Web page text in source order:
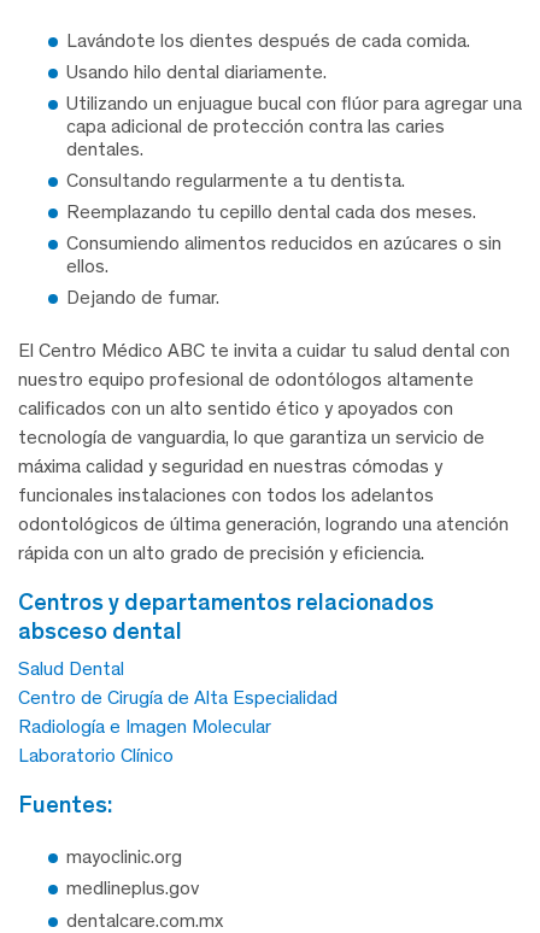
Lavándote los dientes después de cada comida.
Usando hilo dental diariamente.
Utilizando un enjuague bucal con flúor para agregar una
capa adicional de protección contra las caries
dentales.
Consultando regularmente a tu dentista.
Reemplazando tu cepillo dental cada dos meses.
Consumiendo alimentos reducidos en azúcares o sin
ellos.
Dejando de fumar.
El Centro Médico ABC te invita a cuidar tu salud dental con
nuestro equipo profesional de odontólogos altamente
calificados con un alto sentido ético y apoyados con
tecnología de vanguardia, lo que garantiza un servicio de
máxima calidad y seguridad en nuestras cómodas y
funcionales instalaciones con todos los adelantos
odontológicos de última generación, logrando una atención
rápida con un alto grado de precisión y eficiencia.
centros y departamentos relacionados
absceso dental
Salud Dental
Centro de Cirugía de Alta Especialidad
Radiología e Imagen Molecular
Laboratorio Clínico
fuentes:
mayoclinic.org
medlineplus.gov
dentalcare.com.mx